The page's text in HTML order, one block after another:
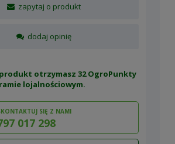
zapytaj o produkt
dodaj opinię
otrzymasz 32 OgroPunkty
lojalnościowym.
SIĘ Z NAMI
017 298